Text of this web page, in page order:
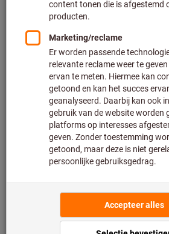
Fysieke effecten (bijv. scherpe
UV-straling (bijv. verbrandingen)
DE VIER
VOOR OPTIMALE